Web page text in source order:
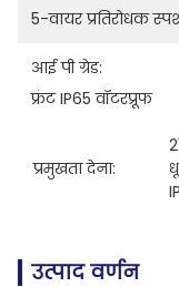
5-वायर प्रतिरोधक
आई पी ग्रेड:
फ्रंट IP65 वॉटरप्रूफ
प्रमुखता देना:
उत्पाद वर्णन